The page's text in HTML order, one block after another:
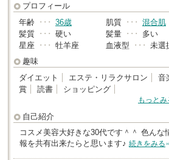
プロフィール
年齢 ･･･ 36歳 肌質 ･･･ 混合肌
髪質 ･･･ 硬い 髪量 ･･･
多い
星座 ･･･ 牡羊座 血液型 ･･･ 未選
趣味
ダイエット
エステ・リラクサロン
音
賞
読書 ショッピング
もっとみ
自己紹介
コスメ美容大好きな30代です＾＾ 色んな
報を共有出来たらと思います♪ 続きをみる